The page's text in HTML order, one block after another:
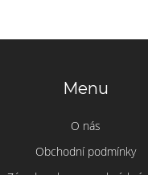
Menu
O nás
Obchodní podmínky